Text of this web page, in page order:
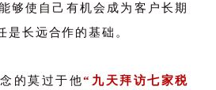
够使自己有机会成为客户长期
是长远合作的基础。
的莫过于他“九天拜访七家税